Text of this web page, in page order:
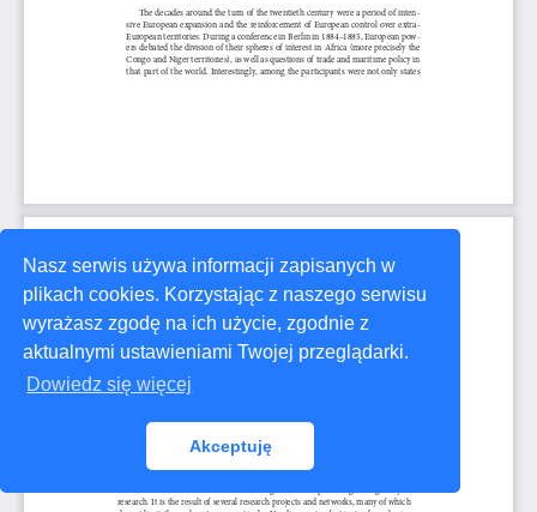
Nasz serwis używa informacji zapisanych w
plikach cookies. Korzystając z naszego serwisu
wyrażasz zgodę na ich użycie, zgodnie z
aktualnymi ustawieniami Twojej przeglądarki.
Dowiedz się więcej
Akceptuję